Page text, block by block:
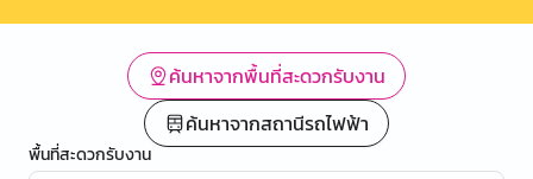
ค้นหาจากพื้นที่สะดวกรับงาน
ค้นหาจากสถานีรถไฟฟ้า
พื้นที่สะดวกรับงาน